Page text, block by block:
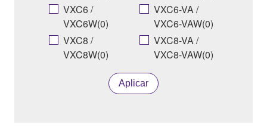
VXC6 /
VXC6W(0)
VXC6-VA /
VXC6-VAW(0)
VXC8 /
VXC8W(0)
VXC8-VA /
VXC8-VAW(0)
Aplicar